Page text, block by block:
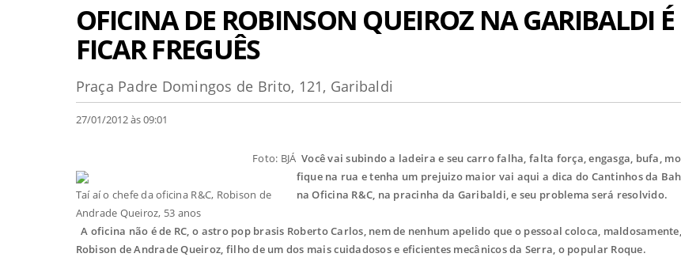
OFICINA DE ROBINSON QUEIROZ NA GARIBALDI É
FICAR FREGUÊS
Praça Padre Domingos de Brito, 121, Garibaldi
27/01/2012 às 09:01
Foto: BJÁ
Taí aí o chefe da oficina R&C, Robison de
Andrade Queiroz, 53 anos
Você vai subindo a ladeira e seu carro falha, falta força, engasga, bufa,
fique na rua e tenha um prejuizo maior vai aqui a dica do Cantinhos da
na Oficina R&C, na pracinha da Garibaldi, e seu problema será resolvido.
A oficina não é de RC, o astro pop brasis Roberto Carlos, nem de nenhum apelido que o pessoal coloca,
Robison de Andrade Queiroz, filho de um dos mais cuidadosos e eficientes mecânicos da Serra, o popular Roque.